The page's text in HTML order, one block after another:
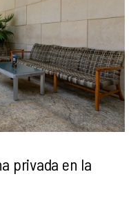
privada en la